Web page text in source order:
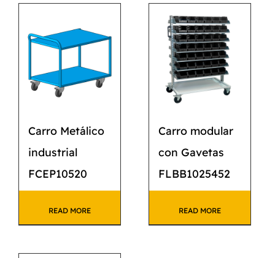
Carro Metálico
industrial
FCEP10520
READ MORE
Carro modular
con Gavetas
FLBB1025452
READ MORE